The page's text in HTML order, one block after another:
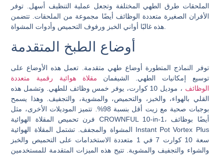
الملحقات طرق الطهي المختلفة وتجعل عملية التنظيف أسهل. توفر
الأفران الصغيرة متعددة الوظائف أيضًا مجموعة من الملحقات. تتضمن
أوضاع الطبخ المتقدمة
توفر النماذج المتطورة أوضاع طهي متقدمة. تعمل هذه الأوضاع على
توسيع إمكانيات الطهي. الشيفمان مقلاة هوائية رقمية متعددة
الوظائف
، موديل 10 كوارت، يوفر خمس وظائف للطهي. وتشمل هذه
القلي بالهواء، والخبز، والتحميص، والمشوية، والتجفيف. وهذا يسمح
بوجبات صحية مع زيت أقل بنسبة 98%. تتميز الموديلات الأخرى، مثل
فرن تحميص المقلاة الهوائية CROWNFUL 10-in-1، أيضًا بوظائف
المشواة والمجفف. تشتمل المقلاة الهوائية Instant Pot Vortex Plus
سعة 10 كوارت 7 في 1 متعددة الاستخدامات على التحميص والخبز
والشواء والتجفيف والمشوية. تتيح هذه الميزات المتقدمة للمستخدمين